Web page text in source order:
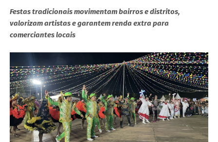
Festas tradicionais movimentam bairros e distritos,
valorizam artistas e garantem renda extra para
comerciantes locais